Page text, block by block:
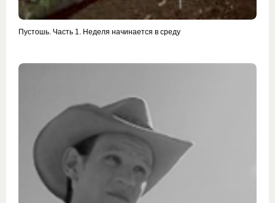
Пустошь. Часть 1. Неделя начинается в среду